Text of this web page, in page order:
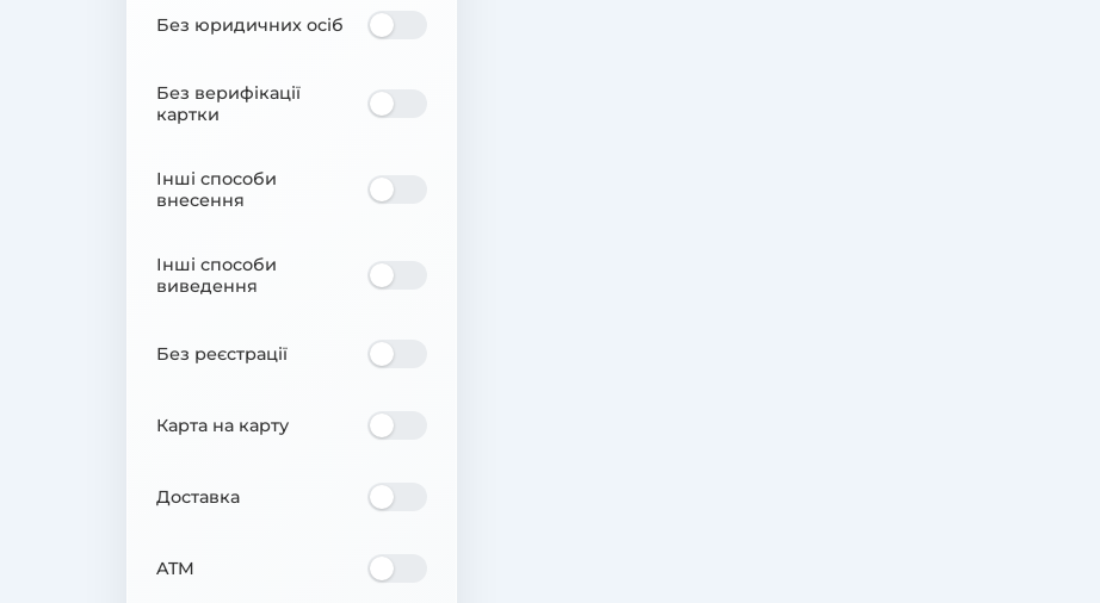
Без юридичних осіб
Без верифікації
картки
Інші способи
внесення
Інші способи
виведення
Без реєстрації
Карта на карту
Доставка
ATM